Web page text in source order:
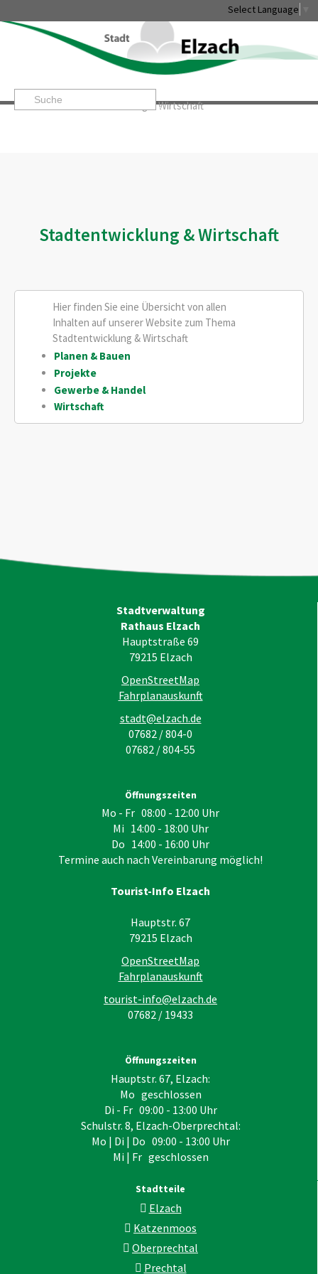
Select Language
Startseite» Stadtentwicklung & Wirtschaft
Leben & Erleben Rathaus & Service
Stadtentwicklung & Wirtschaft
Hier finden Sie eine Übersicht von allen
Inhalten auf unserer Website zum Thema
Stadtentwicklung & Wirtschaft
Planen & Bauen
Projekte
Gewerbe & Handel
Wirtschaft
Stadtverwaltung
Rathaus Elzach
Hauptstraße 69
79215 Elzach
OpenStreetMap
Fahrplanauskunft
stadt@elzach.de
07682 / 804-0
07682 / 804-55
Öffnungszeiten
Mo - Fr 08:00 - 12:00 Uhr
Mi 14:00 - 18:00 Uhr
Do 14:00 - 16:00 Uhr
Termine auch nach Vereinbarung möglich!
Tourist-Info Elzach
Hauptstr. 67
79215 Elzach
OpenStreetMap
Fahrplanauskunft
tourist-info@elzach.de
07682 / 19433
Öffnungszeiten
Hauptstr. 67, Elzach:
Mo geschlossen
Di - Fr 09:00 - 13:00 Uhr
Schulstr. 8, Elzach-Oberprechtal:
Mo | Di | Do 09:00 - 13:00 Uhr
Mi | Fr geschlossen
Stadtteile
Elzach
Katzenmoos
Oberprechtal
Prechtal